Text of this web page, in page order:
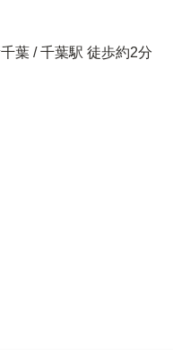
葉 / 千葉駅 徒歩約2分